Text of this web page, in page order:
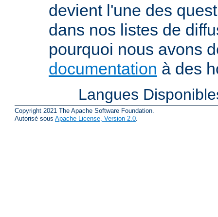
devient l'une des
dans nos listes de
pourquoi nous avons
documentation à des
Langues
Copyright 2021 The Apache Software Foundation.
Autorisé sous Apache License, Version 2.0.